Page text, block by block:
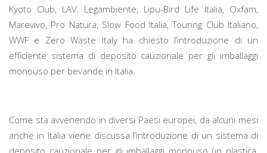
Kyoto Club, LAV, Legambiente, Lipu-Bird Life Italia, Oxfam,
Marevivo, Pro Natura, Slow Food Italia, Touring Club Italiano,
WWF e Zero Waste Italy ha chiesto l’introduzione di un
efficiente sistema di deposito cauzionale per gli imballaggi
monouso per bevande in Italia.
Come sta avvenendo in diversi Paesi europei, da alcuni mesi
anche in Italia viene discussa l’introduzione di un sistema di
deposito cauzionale per gli imballaggi monouso (in plastica,